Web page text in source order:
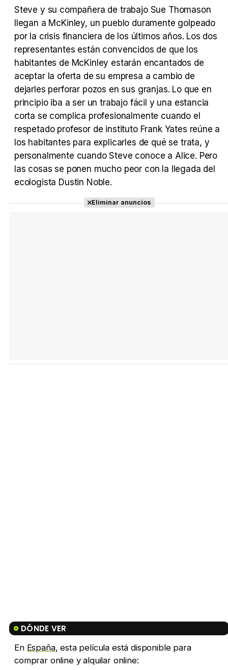
Steve y su compañera de trabajo Sue Thomason
llegan a McKinley, un pueblo duramente golpeado
por la crisis financiera de los últimos años. Los dos
representantes están convencidos de que los
habitantes de McKinley estarán encantados de
aceptar la oferta de su empresa a cambio de
dejarles perforar pozos en sus granjas. Lo que en
principio iba a ser un trabajo fácil y una estancia
corta se complica profesionalmente cuando el
respetado profesor de instituto Frank Yates reúne a
los habitantes para explicarles de qué se trata, y
personalmente cuando Steve conoce a Alice. Pero
las cosas se ponen mucho peor con la llegada del
ecologista Dustin Noble.
Eliminar anuncios
DÓNDE VER
En España, esta película está disponible para
comprar online y alquilar online: